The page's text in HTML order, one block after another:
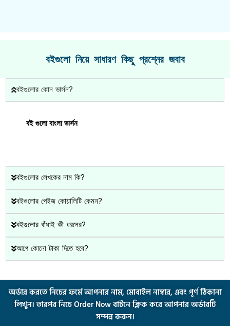
বইগুলো নিয়ে সাধারণ কিছু প্রশ্নের জবাব
বইগুলোর কোন ভার্সন?
বই গুলো বাংলা ভার্সন
বইগুলোর লেখকের নাম কি?
বইগুলোর পেইজ কোয়ালিটি কেমন?
বইগুলোর বাঁধাই কী ধরনের?
আগে কোনো টাকা দিতে হবে?
অর্ডার করতে নিচের ফর্মে আপনার নাম, মোবাইল নাম্বার, এবং পূর্ণ ঠিকানা
লিখুন। তারপর নিচে Order Now বাটনে ক্লিক করে আপনার অর্ডারটি
সম্পন্ন করুন।